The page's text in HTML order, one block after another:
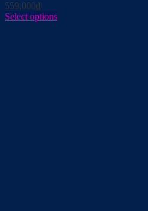
559,000₫
Select options